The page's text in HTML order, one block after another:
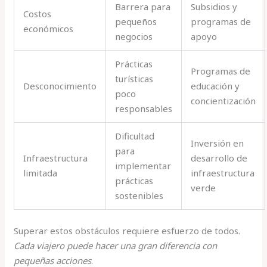
Costos
económicos
Barrera para
pequeños
negocios
Subsidios y
programas de
apoyo
Desconocimiento
Prácticas
turísticas
poco
responsables
Programas de
educación y
concientización
Infraestructura
limitada
Dificultad
para
implementar
prácticas
sostenibles
Inversión en
desarrollo de
infraestructura
verde
Superar estos obstáculos requiere esfuerzo de todos.
Cada viajero puede hacer una gran diferencia con
pequeñas acciones.